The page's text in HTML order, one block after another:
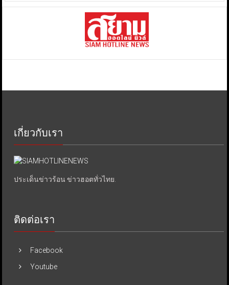
เกี่ยวกับเรา
ประเด็นข่าวร้อน ข่าวฮอตทั่วไทย.
ติดต่อเรา
Facebook
Youtube